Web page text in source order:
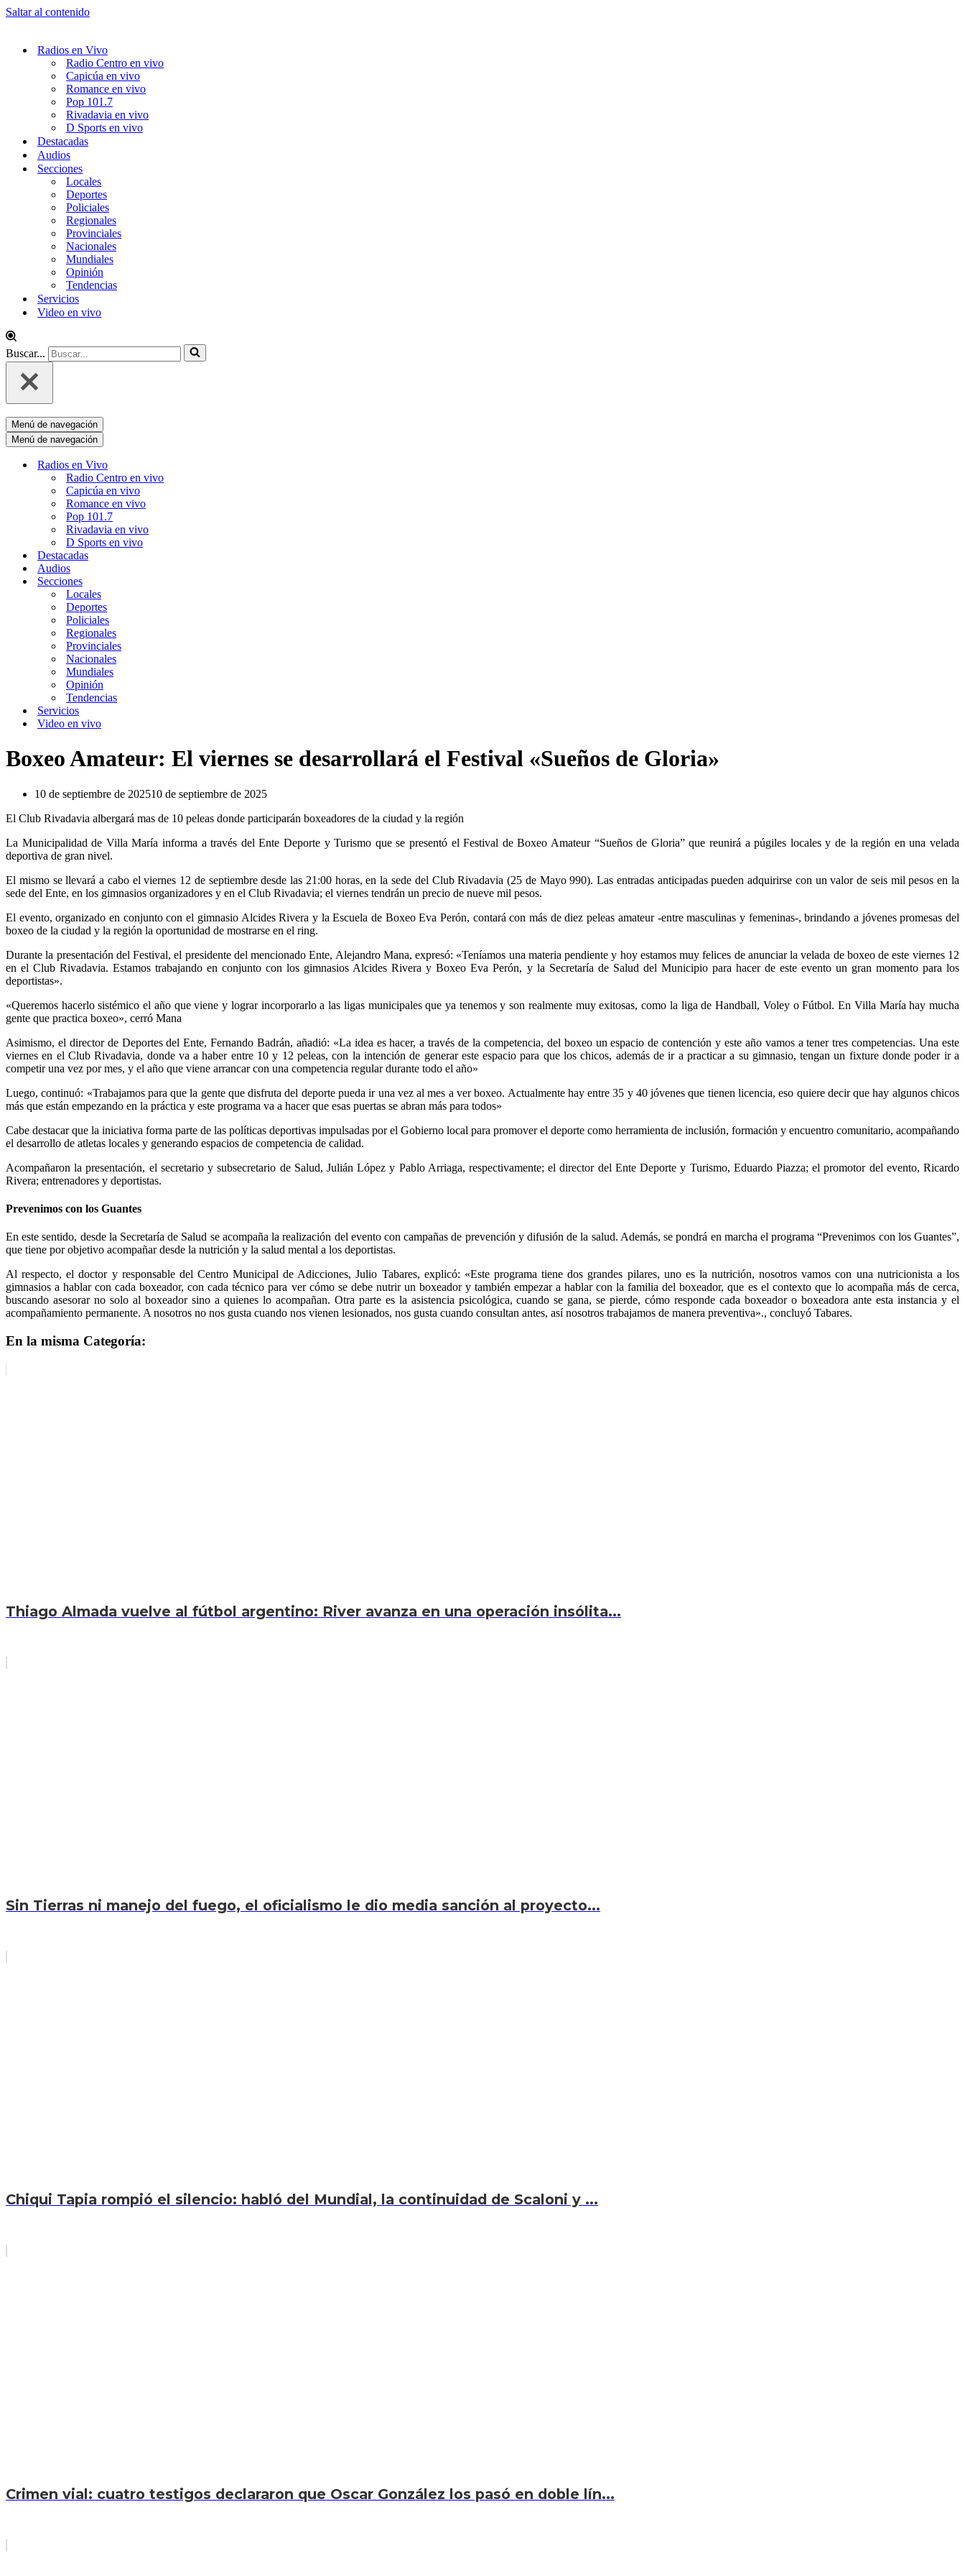
Saltar al contenido
Radios en Vivo
Radio Centro en vivo
Capicúa en vivo
Romance en vivo
Pop 101.7
Rivadavia en vivo
D Sports en vivo
Destacadas
Audios
Secciones
Locales
Deportes
Policiales
Regionales
Provinciales
Nacionales
Mundiales
Opinión
Tendencias
Servicios
Video en vivo
Buscar...
Menú de navegación
Menú de navegación
Radios en Vivo
Radio Centro en vivo
Capicúa en vivo
Romance en vivo
Pop 101.7
Rivadavia en vivo
D Sports en vivo
Destacadas
Audios
Secciones
Locales
Deportes
Policiales
Regionales
Provinciales
Nacionales
Mundiales
Opinión
Tendencias
Servicios
Video en vivo
Boxeo Amateur: El viernes se desarrollará el Festival «Sueños de Gloria»
10 de septiembre de 202510 de septiembre de 2025
El Club Rivadavia albergará mas de 10 peleas donde participarán boxeadores de la ciudad y la región
La Municipalidad de Villa María informa a través del Ente Deporte y Turismo que se presentó el Festival de Boxeo Amateur “Sueños de Gloria” que reunirá a púgiles locales y de la región en una velada
deportiva de gran nivel.
El mismo se llevará a cabo el viernes 12 de septiembre desde las 21:00 horas, en la sede del Club Rivadavia (25 de Mayo 990). Las entradas anticipadas pueden adquirirse con un valor de seis mil pesos en la
sede del Ente, en los gimnasios organizadores y en el Club Rivadavia; el viernes tendrán un precio de nueve mil pesos.
El evento, organizado en conjunto con el gimnasio Alcides Rivera y la Escuela de Boxeo Eva Perón, contará con más de diez peleas amateur -entre masculinas y femeninas-, brindando a jóvenes promesas del
boxeo de la ciudad y la región la oportunidad de mostrarse en el ring.
Durante la presentación del Festival, el presidente del mencionado Ente, Alejandro Mana, expresó: «Teníamos una materia pendiente y hoy estamos muy felices de anunciar la velada de boxeo de este viernes 12
en el Club Rivadavia. Estamos trabajando en conjunto con los gimnasios Alcides Rivera y Boxeo Eva Perón, y la Secretaría de Salud del Municipio para hacer de este evento un gran momento para los
deportistas».
«Queremos hacerlo sistémico el año que viene y lograr incorporarlo a las ligas municipales que ya tenemos y son realmente muy exitosas, como la liga de Handball, Voley o Fútbol. En Villa María hay mucha
gente que practica boxeo», cerró Mana
Asimismo, el director de Deportes del Ente, Fernando Badrán, añadió: «La idea es hacer, a través de la competencia, del boxeo un espacio de contención y este año vamos a tener tres competencias. Una este
viernes en el Club Rivadavia, donde va a haber entre 10 y 12 peleas, con la intención de generar este espacio para que los chicos, además de ir a practicar a su gimnasio, tengan un fixture donde poder ir a
competir una vez por mes, y el año que viene arrancar con una competencia regular durante todo el año»
Luego, continuó: «Trabajamos para que la gente que disfruta del deporte pueda ir una vez al mes a ver boxeo. Actualmente hay entre 35 y 40 jóvenes que tienen licencia, eso quiere decir que hay algunos chicos
más que están empezando en la práctica y este programa va a hacer que esas puertas se abran más para todos»
Cabe destacar que la iniciativa forma parte de las políticas deportivas impulsadas por el Gobierno local para promover el deporte como herramienta de inclusión, formación y encuentro comunitario, acompañando
el desarrollo de atletas locales y generando espacios de competencia de calidad.
Acompañaron la presentación, el secretario y subsecretario de Salud, Julián López y Pablo Arriaga, respectivamente; el director del Ente Deporte y Turismo, Eduardo Piazza; el promotor del evento, Ricardo
Rivera; entrenadores y deportistas.
Prevenimos con los Guantes
En este sentido, desde la Secretaría de Salud se acompaña la realización del evento con campañas de prevención y difusión de la salud. Además, se pondrá en marcha el programa “Prevenimos con los Guantes”,
que tiene por objetivo acompañar desde la nutrición y la salud mental a los deportistas.
Al respecto, el doctor y responsable del Centro Municipal de Adicciones, Julio Tabares, explicó: «Este programa tiene dos grandes pilares, uno es la nutrición, nosotros vamos con una nutricionista a los
gimnasios a hablar con cada boxeador, con cada técnico para ver cómo se debe nutrir un boxeador y también empezar a hablar con la familia del boxeador, que es el contexto que lo acompaña más de cerca,
buscando asesorar no solo al boxeador sino a quienes lo acompañan. Otra parte es la asistencia psicológica, cuando se gana, se pierde, cómo responde cada boxeador o boxeadora ante esta instancia y el
acompañamiento permanente. A nosotros no nos gusta cuando nos vienen lesionados, nos gusta cuando consultan antes, así nosotros trabajamos de manera preventiva»., concluyó Tabares.
En la misma Categoría:
Thiago Almada vuelve al fútbol argentino: River avanza en una operación insólita...
Sin Tierras ni manejo del fuego, el oficialismo le dio media sanción al proyecto...
Chiqui Tapia rompió el silencio: habló del Mundial, la continuidad de Scaloni y ...
Crimen vial: cuatro testigos declararon que Oscar González los pasó en doble lín...